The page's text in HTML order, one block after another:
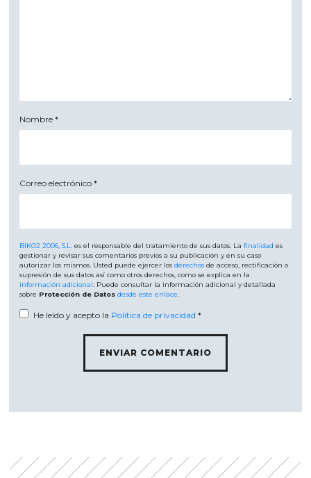
Nombre*
Correo electrónico*
BIKO2 2006, S.L. es el responsable del tratamiento de sus datos. Lafinalidad es
gestionar y revisar sus comentarios previos a su publicación y en su caso
autorizar los mismos. Usted puede ejercer losderechos de acceso, rectificación o
supresión de sus datos así como otros derechos, como se explica en la
información adicional
. Puede consultar la información adicional y detallada
sobre Protección de Datos desde este enlace
He leído y acepto la Política de privacidad *